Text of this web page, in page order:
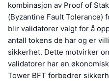
kombinasjon av Proof of
(Byzantine Fault Tolerance)
blir validatorer valgt for å
antall tokens de har og er
sikkerhet. Dette motvirker
validatorer har en
Tower BFT forbedrer